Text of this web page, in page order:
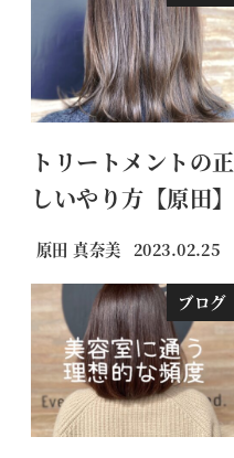
トリートメントの正
しいやり方【原田】
原田 真奈美 投稿日
2023.02.25
ブログ